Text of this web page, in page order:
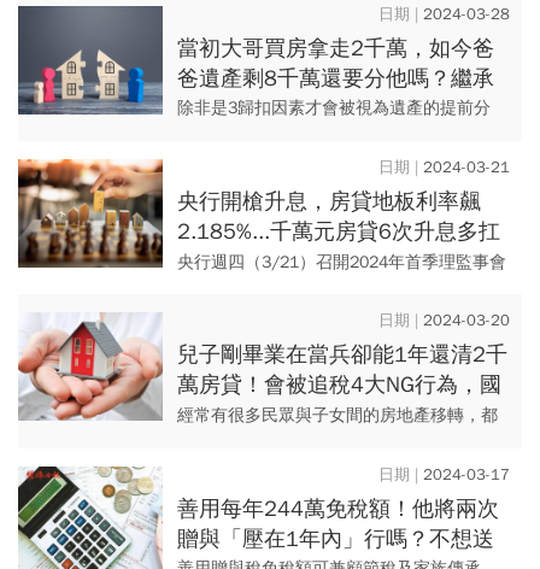
2024-03-28
當初大哥買房拿走2千萬，如今爸
爸遺產剩8千萬還要分他嗎？繼承
要懂的事：生前贈與分2情況
除非是3歸扣因素才會被視為遺產的提前分
父母手上拿錢，就要避開此3種因素，才可以
完整再參與父母死後的遺產...
2024-03-21
央行開槍升息，房貸地板利率飆
2.185%...千萬元房貸6次升息多扛
「這麼多」：再來還會連續升？
央行週四（3/21）召開2024年首季理監事會
此次為第6度升息，讓房貸族的負擔進一步增
加。 以貸...
2024-03-20
兒子剛畢業在當兵卻能1年還清2千
萬房貸！會被追稅4大NG行為，國
稅局：贈與不是只有直接給子女錢
經常有很多民眾與子女間的房地產移轉，都
稅；但子女通常沒有足夠資金可以支付給父
母，於是就想出用借款給子女的...
2024-03-17
善用每年244萬免稅額！他將兩次
贈與「壓在1年內」行嗎？不想送